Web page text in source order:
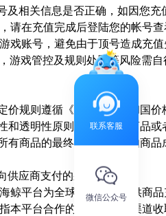
及相关信息是否正确，如因您
请在充值完成后登陆您的帐号
戏账号，避免由于顶号造成充
游戏管控及规则处罚等风险需
价规则遵循《中华人民共和国
和透明性原则，依据相关商品
有商品的最终销售价格均由商
供应商支付的采购成本；
鲸平台为全球华人用户提供商
本平台合作的第三方支付渠道
联系客服
微信公众号